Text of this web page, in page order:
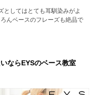
としてはとても耳馴染みがよ
んベースのフレーズも絶品で
ならEYSのベース教室